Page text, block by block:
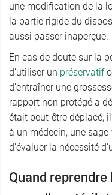
une modification de la
la partie rigide du
aussi passer inaperçue.
En cas de doute sur la
d’utiliser un préservatif
d’entraîner une
rapport non protégé a
était peut-être déplacé,
à un médecin, une
d’évaluer la nécessité
Quand